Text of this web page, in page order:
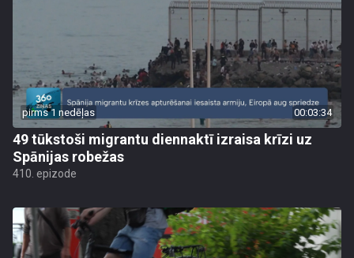
pirms 1 nedēļas 00:03:34
49 tūkstoši migrantu diennaktī izraisa krīzi uz
Spānijas robežas
410. epizode